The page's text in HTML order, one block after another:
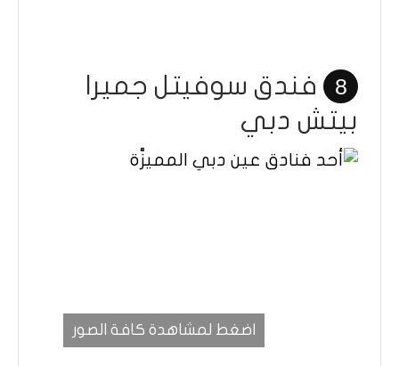
8
فندق سوفيتل جميرا
بيتش دبي
اضغط لمشاهدة كافة الصور